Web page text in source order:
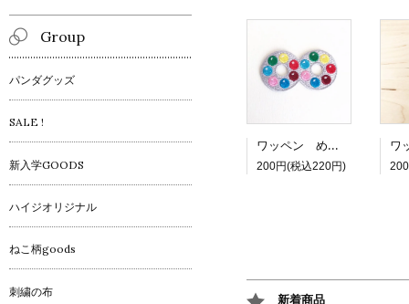
ワッペン めがねチョコ
200円(税込220円)
新着商品
Group
パンダグッズ
SALE !
新入学GOODS
ハイジオリジナル
ねこ柄goods
刺繍の布